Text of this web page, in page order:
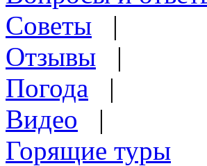
Советы |
Отзывы |
Погода |
Видео |
Горящие туры